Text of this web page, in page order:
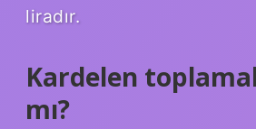
liradır.
Kardelen
mı?